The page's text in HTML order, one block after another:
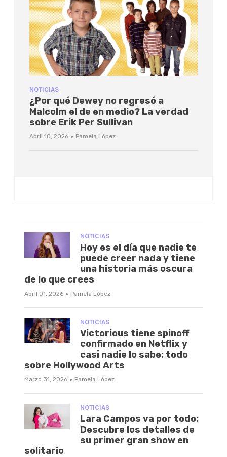
NOTICIAS
¿Por qué Dewey no regresó a
Malcolm el de en medio? La verdad
sobre Erik Per Sullivan
Abril 10, 2026 · Pamela López
NOTICIAS
Hoy es el día que nadie te
puede creer nada y tiene
una historia más oscura
de lo que crees
Abril 01, 2026 · Pamela López
NOTICIAS
Victorious tiene spinoff
confirmado en Netflix y
casi nadie lo sabe: todo
sobre Hollywood Arts
Marzo 31, 2026 · Pamela López
NOTICIAS
Lara Campos va por todo:
Descubre los detalles de
su primer gran show en
solitario